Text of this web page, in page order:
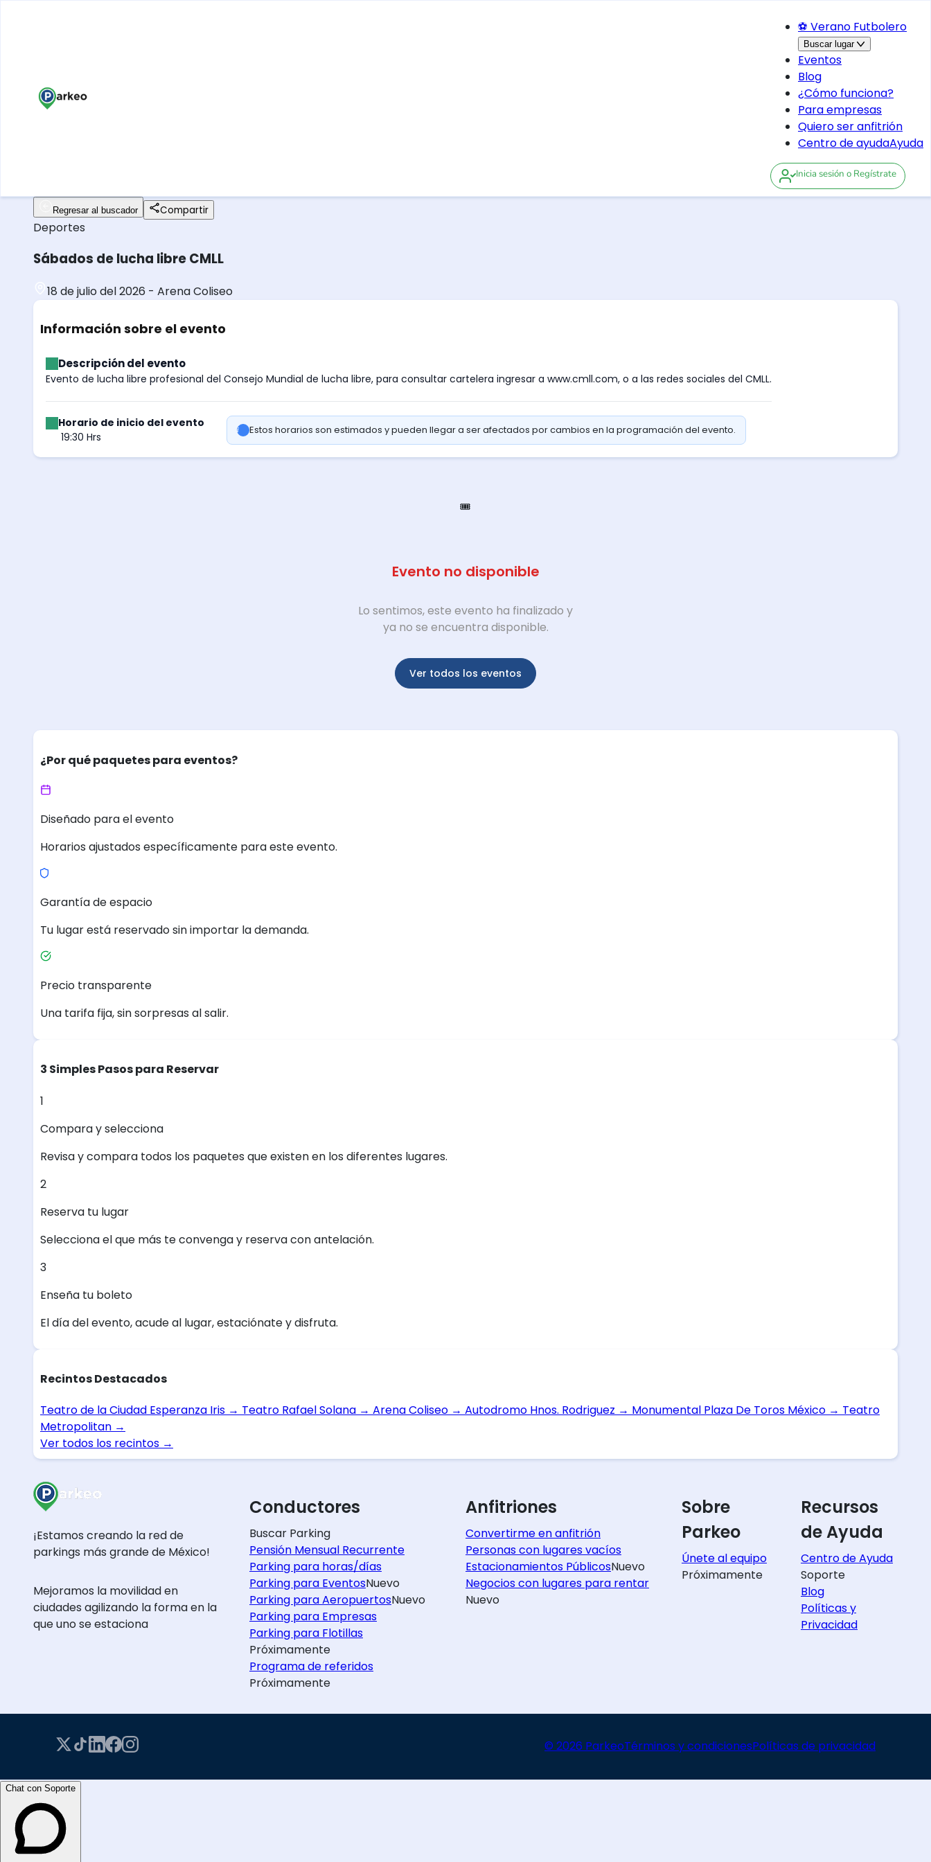
⚽ Verano Futbolero
Buscar lugar
Eventos
Blog
¿Cómo funciona?
Para empresas
Quiero ser anfitrión
Centro de ayudaAyuda
Inicia sesión o Regístrate
Regresar al buscador Compartir
Deportes
Sábados de lucha libre CMLL
18 de julio del 2026 - Arena Coliseo
Información sobre el evento
Descripción del evento
Evento de lucha libre profesional del Consejo Mundial de lucha libre, para consultar cartelera ingresar a www.cmll.com, o a las redes sociales del CMLL.
Horario de inicio del evento
19:30 Hrs
Estos horarios son estimados y pueden llegar a ser afectados por cambios en la programación del evento.
🎟️
Evento no disponible
Lo sentimos, este evento ha finalizado y
ya no se encuentra disponible.
Ver todos los eventos
¿Por qué paquetes para eventos?
Diseñado para el evento
Horarios ajustados específicamente para este evento.
Garantía de espacio
Tu lugar está reservado sin importar la demanda.
Precio transparente
Una tarifa fija, sin sorpresas al salir.
3 Simples Pasos para Reservar
1
Compara y selecciona
Revisa y compara todos los paquetes que existen en los diferentes lugares.
2
Reserva tu lugar
Selecciona el que más te convenga y reserva con antelación.
3
Enseña tu boleto
El día del evento, acude al lugar, estaciónate y disfruta.
Recintos Destacados
Teatro de la Ciudad Esperanza Iris → Teatro Rafael Solana → Arena Coliseo → Autodromo Hnos. Rodriguez → Monumental Plaza De Toros México → Teatro
Metropolitan →
Ver todos los recintos →
¡Estamos creando la red de
parkings más grande de México!
Mejoramos la movilidad en
ciudades agilizando la forma en la
que uno se estaciona
Conductores
Buscar Parking
Pensión Mensual Recurrente
Parking para horas/días
Parking para EventosNuevo
Parking para AeropuertosNuevo
Parking para Empresas
Parking para Flotillas
Próximamente
Programa de referidos
Próximamente
Anfitriones
Convertirme en anfitrión
Personas con lugares vacíos
Estacionamientos PúblicosNuevo
Negocios con lugares para rentar
Nuevo
Recursos
de Ayuda
Centro de Ayuda
Soporte
Blog
Políticas y
Privacidad
Sobre
Parkeo
Únete al equipo
Próximamente
© 2026 ParkeoTérminos y condicionesPolíticas de privacidad
Chat con Soporte